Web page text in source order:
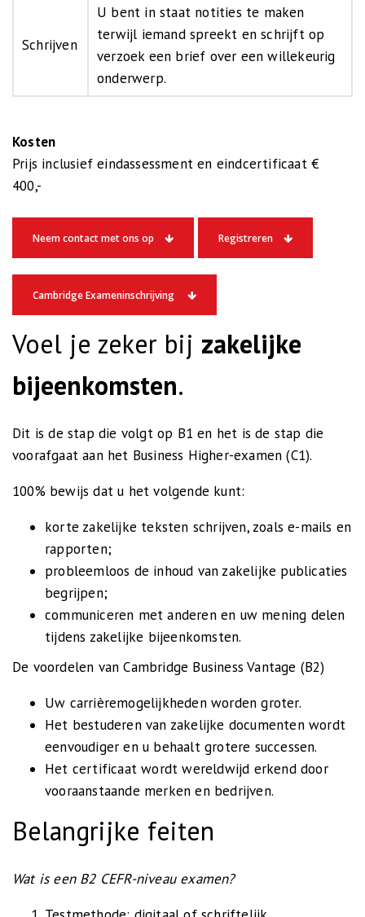
Schrijven
U bent in staat notities te maken
terwijl iemand spreekt en schrijft op
verzoek een brief over een willekeurig
onderwerp.
Kosten
Prijs inclusief eindassessment en eindcertificaat €
400,-
Neem contact met ons op Registreren
Cambridge Exameninschrijving
Voel je zeker bij zakelijke
bijeenkomsten.
Dit is de stap die volgt op B1 en het is de stap die
voorafgaat aan het Business Higher-examen (C1).
100% bewijs dat u het volgende kunt:
korte zakelijke teksten schrijven, zoals e-mails en
rapporten;
probleemloos de inhoud van zakelijke publicaties
begrijpen;
communiceren met anderen en uw mening delen
tijdens zakelijke bijeenkomsten.
De voordelen van Cambridge Business Vantage (B2)
Uw carrièremogelijkheden worden groter.
Het bestuderen van zakelijke documenten wordt
eenvoudiger en u behaalt grotere successen.
Het certificaat wordt wereldwijd erkend door
vooraanstaande merken en bedrijven.
Belangrijke feiten
Wat is een B2 CEFR-niveau examen?